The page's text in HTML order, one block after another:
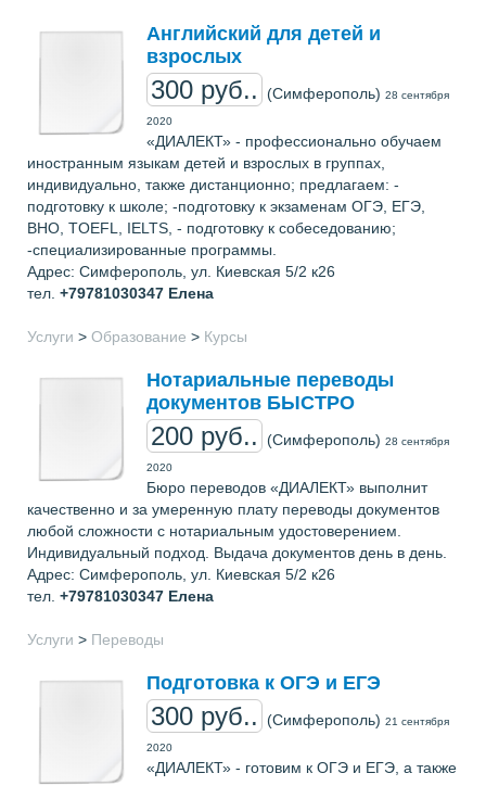
Английский для детей и
взрослых
300 руб.. (Симферополь) 28 сентября
2020
«ДИАЛЕКТ» - профессионально обучаем
иностранным языкам детей и взрослых в группах,
индивидуально, также дистанционно; предлагаем: -
подготовку к школе; -подготовку к экзаменам ОГЭ, ЕГЭ,
ВНО, TOEFL, IELTS, - подготовку к собеседованию;
-специализированные программы.
Адрес: Симферополь, ул. Киевская 5/2 к26
тел. +79781030347 Елена
Услуги > Образование > Курсы
Нотариальные переводы
документов БЫСТРО
200 руб.. (Симферополь) 28 сентября
2020
Бюро переводов «ДИАЛЕКТ» выполнит
качественно и за умеренную плату переводы документов
любой сложности с нотариальным удостоверением.
Индивидуальный подход. Выдача документов день в день.
Адрес: Симферополь, ул. Киевская 5/2 к26
тел. +79781030347 Елена
Услуги > Переводы
Подготовка к ОГЭ и ЕГЭ
300 руб.. (Симферополь) 21 сентября
2020
«ДИАЛЕКТ» - готовим к ОГЭ и ЕГЭ, а также